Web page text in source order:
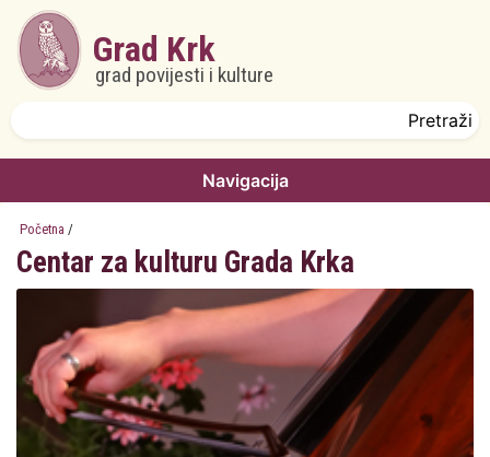
Skoči na glavni sadržaj
Grad Krk
grad povijesti i kulture
Navigacija
Početna /
Centar za kulturu Grada Krka